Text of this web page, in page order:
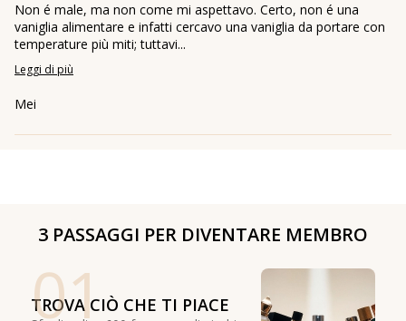
Non é male, ma non come mi aspettavo. Certo, non é una
vaniglia alimentare e infatti cercavo una vaniglia da portare con
temperature più miti; tuttavi...
Leggi di più
Mei
3 PASSAGGI PER DIVENTARE MEMBRO
01
TROVA CIÒ CHE TI PIACE